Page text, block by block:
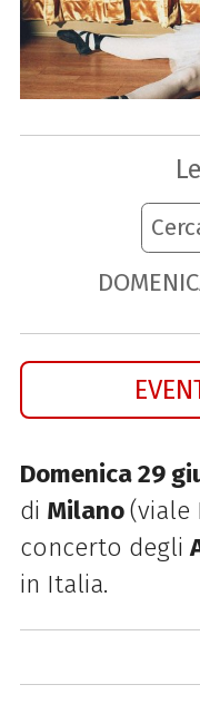
Domenica 29
di Milano(viale
concerto degli
in Italia.